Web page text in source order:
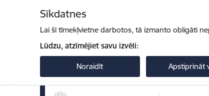
Sīkdatnes
Lai šī tīmekļvietne darbotos, tā izmanto obligāti
Lūdzu, atzīmējiet savu izvēli:
Noraidīt Apstiprināt